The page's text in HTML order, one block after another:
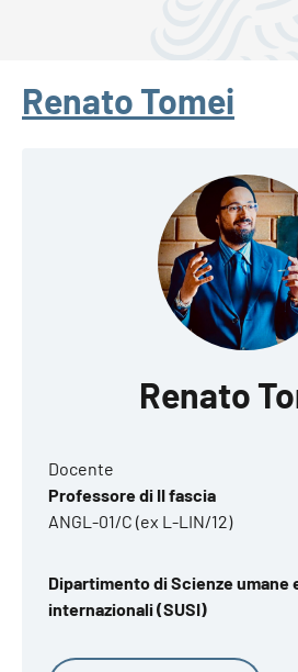
Renato Tomei
Renato
Docente
Professore di II fascia
ANGL-01/C (ex L-LIN/12)
Dipartimento di Scienze umane
internazionali (SUSI)